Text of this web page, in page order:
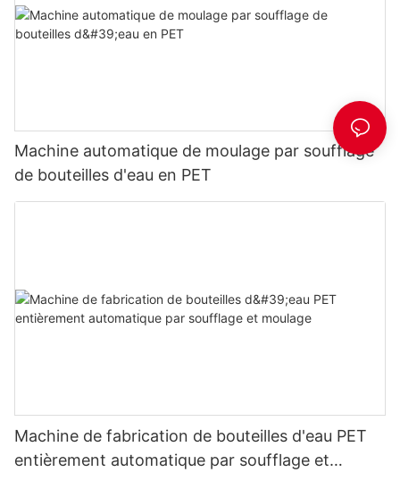
Machine automatique de moulage par soufflage
de bouteilles d'eau en PET
Machine de fabrication de bouteilles d'eau PET
entièrement automatique par soufflage et